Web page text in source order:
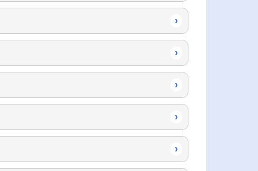
›
›
›
›
›